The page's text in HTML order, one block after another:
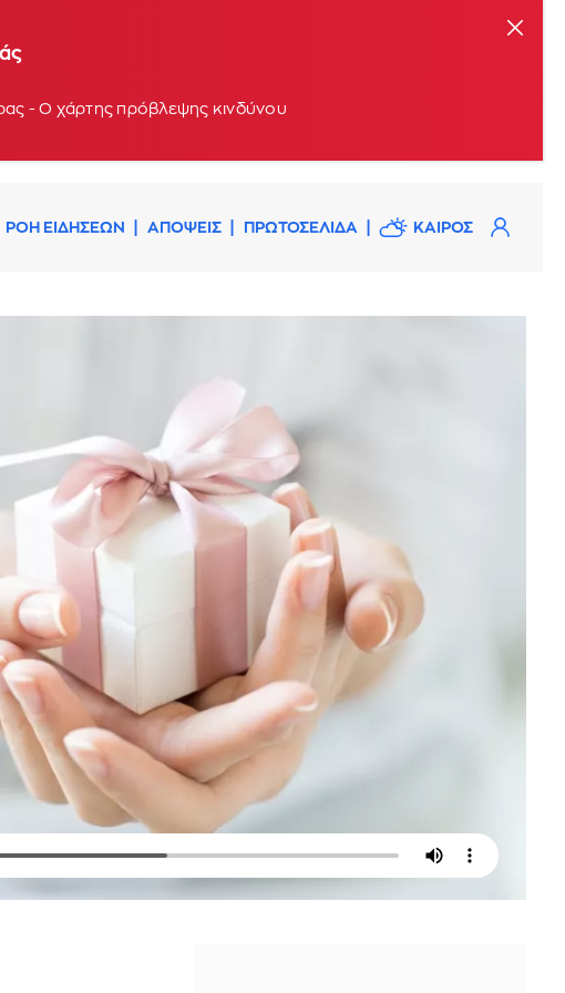
- Ο χάρτης πρόβλεψης κινδύνου
ΡΟΗ ΕΙΔΗΣΕΩΝ ΑΠΟΨΕΙΣ ΠΡΩΤΟΣΕΛΙΔΑ ΚΑΙΡΟΣ